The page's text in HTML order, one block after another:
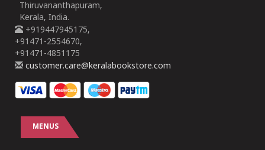
Thiruvananthapuram,
Kerala, India.
+919447945175,
+91471-2554670,
+91471-4851175
customer.care@keralabookstore.com
MENUS